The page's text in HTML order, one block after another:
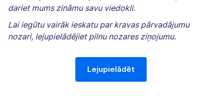
dariet mums zināmu savu viedokli.
Lai iegūtu vairāk ieskatu par kravas pārvadājumu
nozari, lejupielādējiet pilnu nozares ziņojumu.
Lejupielādēt